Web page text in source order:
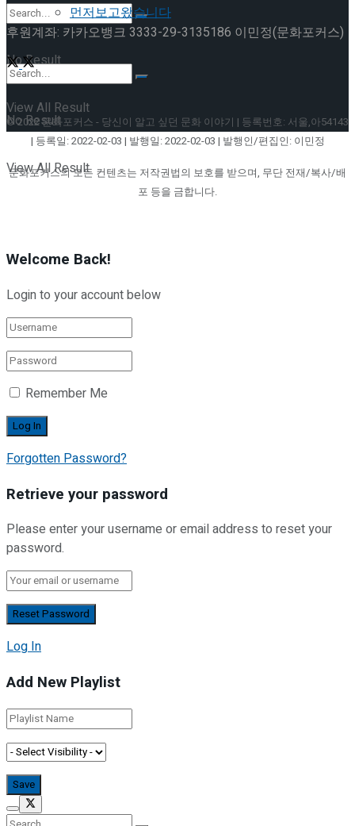
No Result
View All Result
먼저보고왔습니다
No Result
View All Result
후원계좌: 카카오뱅크 3333-29-3135186 이민정(문화포커스)
© 2022 문화포커스 - 당신이 알고 싶던 문화 이야기 | 등록번호: 서울,아54143
| 등록일: 2022-02-03 | 발행일: 2022-02-03 | 발행인/편집인: 이민정
문화포커스의 모든 컨텐츠는 저작권법의 보호를 받으며, 무단 전재/복사/배
포 등을 금합니다.
Welcome Back!
Login to your account below
Remember Me
Forgotten Password?
Retrieve your password
Please enter your username or email address to reset your
password.
Log In
Add New Playlist